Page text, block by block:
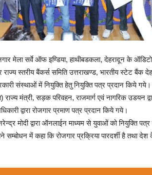
मेला सर्वे ऑफ इण्डिया, हाथीबडकला, देहरादून के
स्तरीय बैंकर्स समिति उत्तराखण्ड, भारतीय स्टेट बैंक
संस्थाओं में नियुक्ति हेतु नियुक्ति पत्र प्रदान किये
राज्य मंत्री, सड़क परिवहन, राजमार्ग एवं नागरिक उडयन
द्वारा रोजगार प्रमाण पत्र प्रदान किये गये।
मोदी द्वारा ऑनलाईन माध्यम से युवाओं को नियुक्ति
सम्बोधन में कहा कि रोजगार प्रक्रिया पारदर्शी है तथा